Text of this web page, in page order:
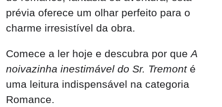
prévia oferece um olhar perfeito para o
charme irresistível da obra.
Comece a ler hoje e descubra por que A
noivazinha inestimável do Sr. Tremonté
uma leitura indispensável na categoria
Romance.